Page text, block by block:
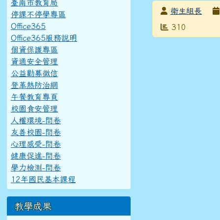
臺南市教育局
停課不停學專區
Office365
Office365服務說明
個資保護專區
資通安全管理
公益勸募徵信
登革熱防治網
午餐教育專頁
校園食安管理
人權環境-問卷
友善校園-問卷
心理感受-問卷
健康促進-問卷
學力檢測-問卷
12年國民基本課程
教學成果
發布者衛生組長
發布日期
瀏覽次數
310